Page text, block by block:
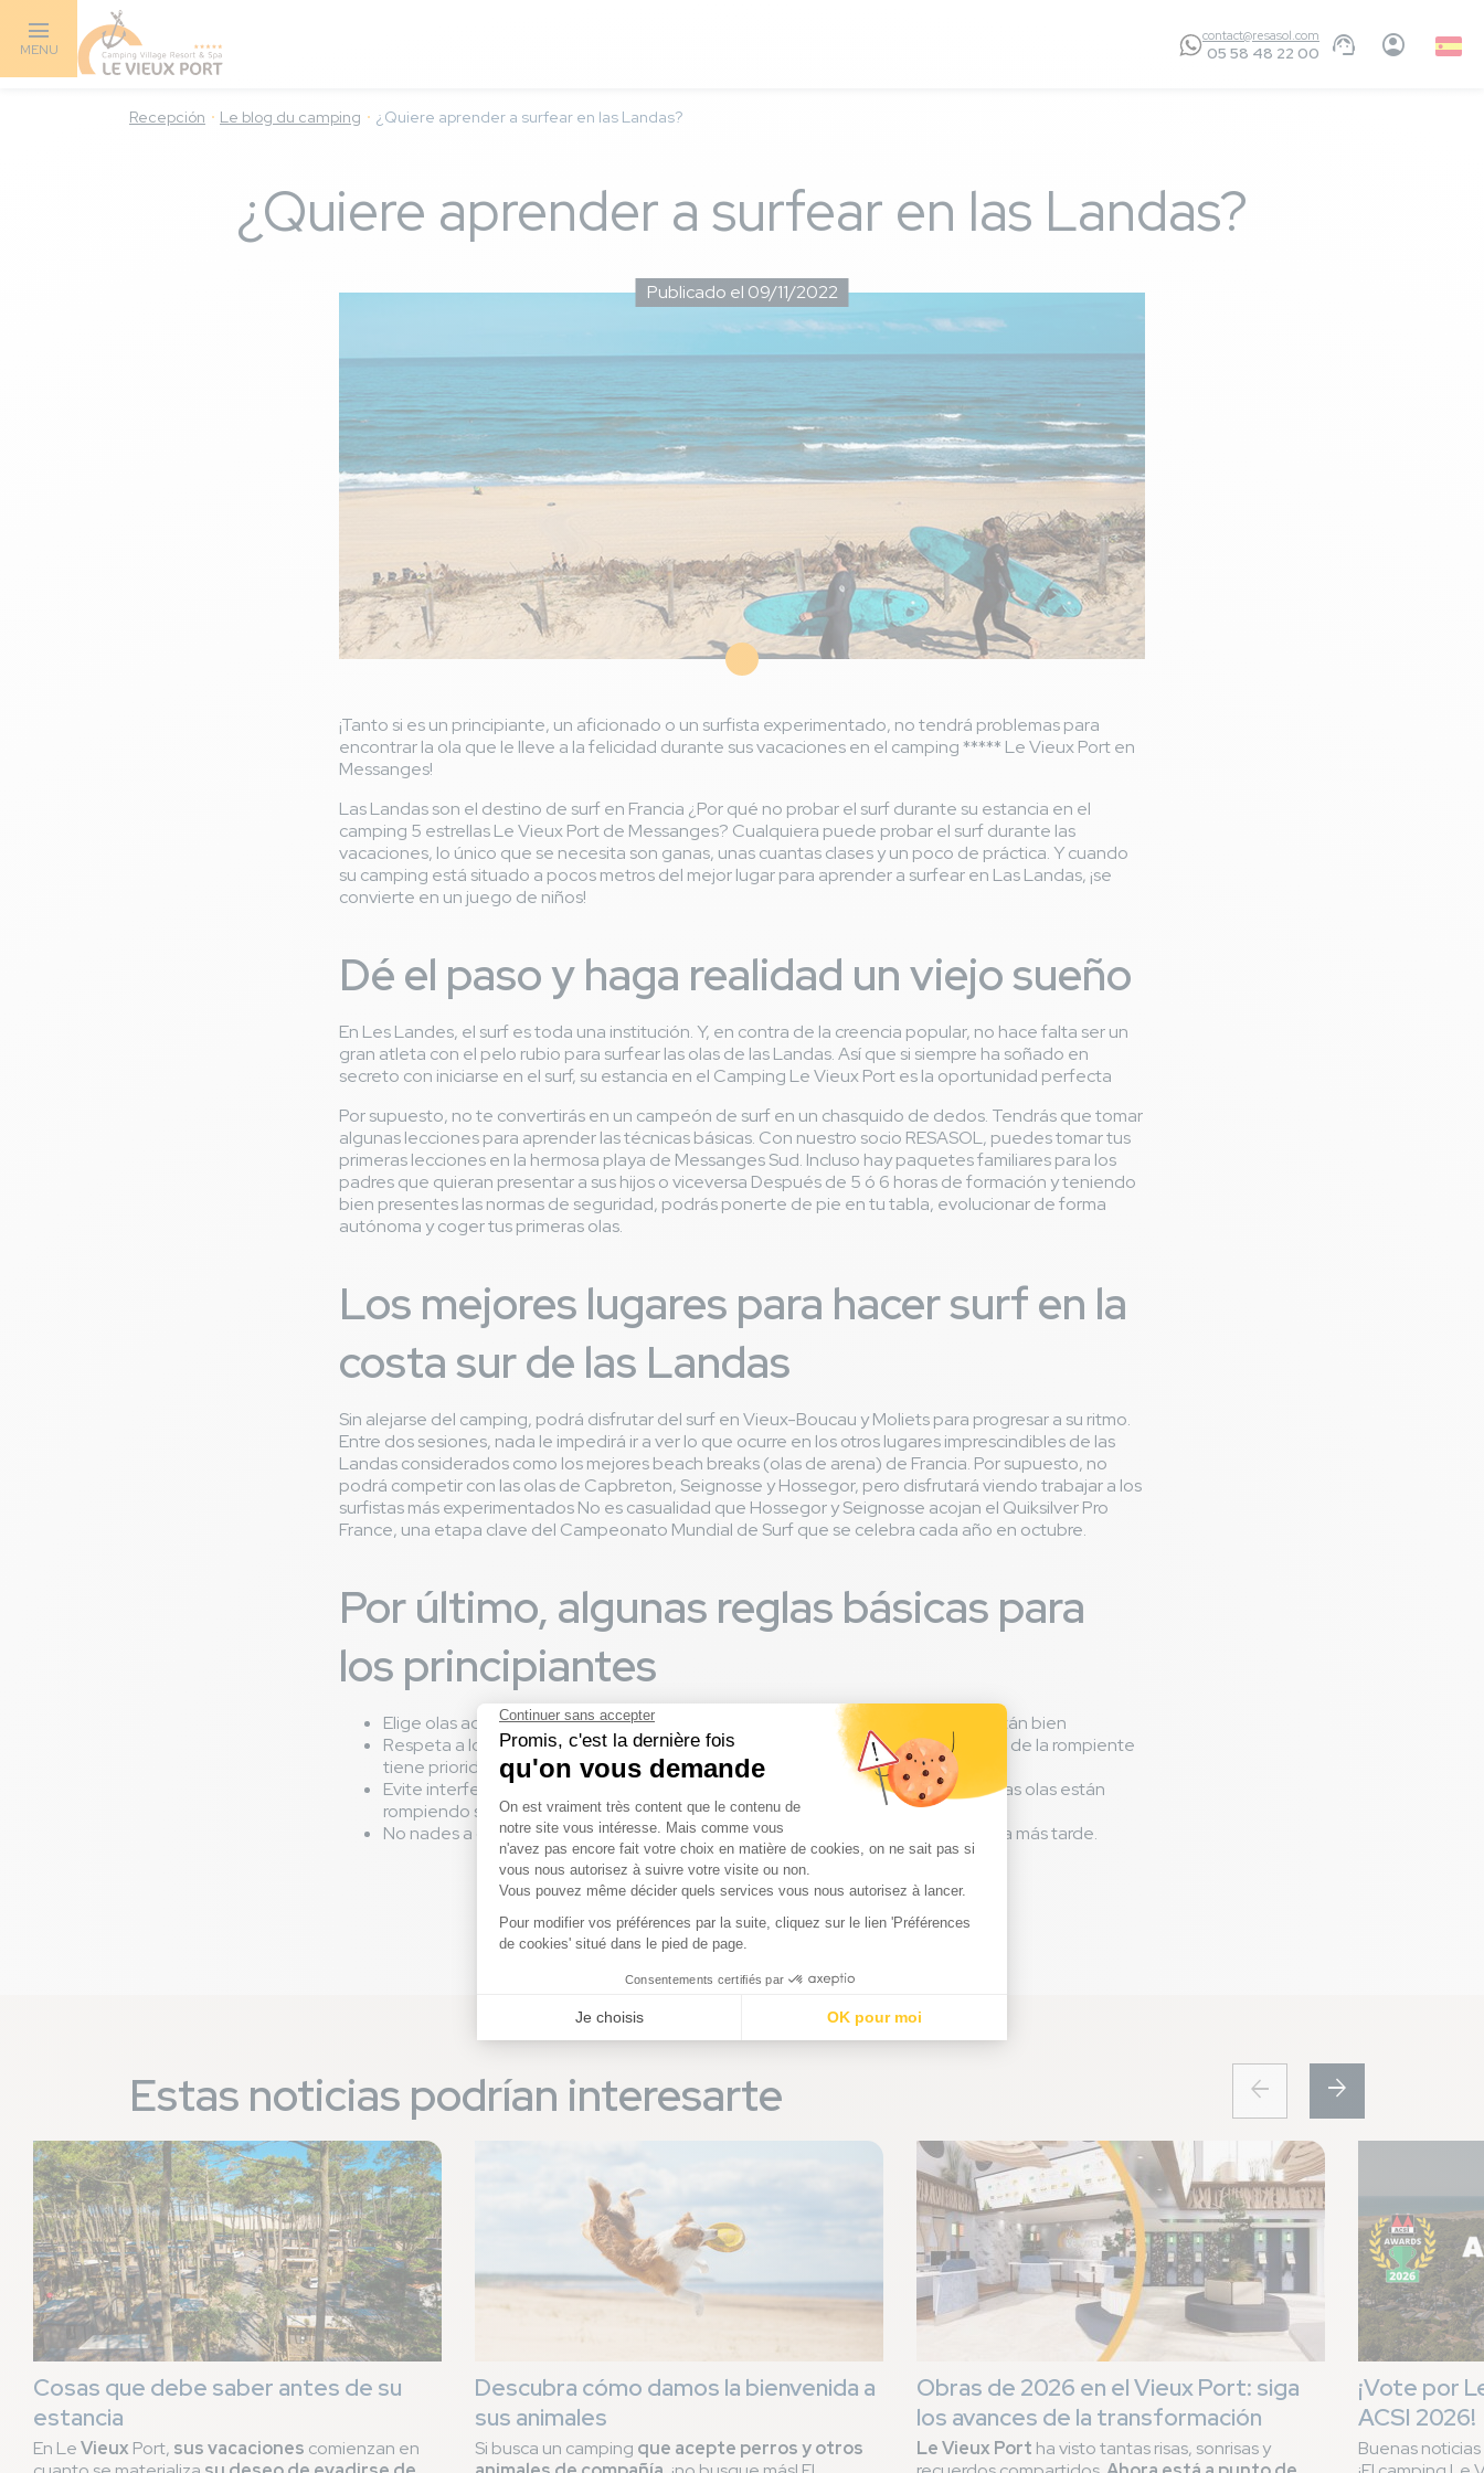
main
content
MENU
contact@resasol.com
05 58 48 22 00
Recepción Le blog du camping ¿Quiere aprender a surfear en las Landas?
¿Quiere aprender a surfear en las Landas?
Publicado el 09/11/2022
¡Tanto si es un principiante, un aficionado o un surfista experimentado, no tendrá problemas para
encontrar la ola que le lleve a la felicidad durante sus vacaciones en el camping ***** Le Vieux Port en
Messanges!
Las Landas son el destino de surf en Francia ¿Por qué no probar el surf durante su estancia en el
camping 5 estrellas Le Vieux Port de Messanges? Cualquiera puede probar el surf durante las
vacaciones, lo único que se necesita son ganas, unas cuantas clases y un poco de práctica. Y cuando
su camping está situado a pocos metros del mejor lugar para aprender a surfear en Las Landas, ¡se
convierte en un juego de niños!
Dé el paso y haga realidad un viejo sueño
En Les Landes, el surf es toda una institución. Y, en contra de la creencia popular, no hace falta ser un
gran atleta con el pelo rubio para surfear las olas de las Landas. Así que si siempre ha soñado en
secreto con iniciarse en el surf, su estancia en el Camping Le Vieux Port es la oportunidad perfecta
Por supuesto, no te convertirás en un campeón de surf en un chasquido de dedos. Tendrás que tomar
algunas lecciones para aprender las técnicas básicas. Con nuestro socio RESASOL, puedes tomar tus
primeras lecciones en la hermosa playa de Messanges Sud. Incluso hay paquetes familiares para los
padres que quieran presentar a sus hijos o viceversa Después de 5 ó 6 horas de formación y teniendo
bien presentes las normas de seguridad, podrás ponerte de pie en tu tabla, evolucionar de forma
autónoma y coger tus primeras olas.
Los mejores lugares para hacer surf en la
costa sur de las Landas
Sin alejarse del camping, podrá disfrutar del surf en Vieux-Boucau y Moliets para progresar a su ritmo.
Entre dos sesiones, nada le impedirá ir a ver lo que ocurre en los otros lugares imprescindibles de las
Landas considerados como los mejores beach breaks (olas de arena) de Francia. Por supuesto, no
podrá competir con las olas de Capbreton, Seignosse y Hossegor, pero disfrutará viendo trabajar a los
surfistas más experimentados No es casualidad que Hossegor y Seignosse acojan el Quiksilver Pro
France, una etapa clave del Campeonato Mundial de Surf que se celebra cada año en octubre.
Por último, algunas reglas básicas para
los principiantes
Elige olas adaptadas a tu nivel de principiante. Las olas de menos de 1 metro están bien
Respeta a los locales, así como las prioridades: ¡el surfista que esté más adentro de la rompiente
tiene prioridad!
Evite interferir con un surfista que ya está en una ola, rodeando la zona donde las olas están
rompiendo si es posible.
No nades a contracorriente, ya que esto te agotará, pero déjate llevar a la playa más tarde.
Estas noticias podrían interesarte
Cosas que debe saber antes de su
estancia
En LeVieux Port, sus vacaciones comienzan en
Descubra cómo damos la bienvenida a
sus animales
Si busca un camping que acepte perros y otros
Obras de 2026 en el Vieux Port: siga
los avances de la transformación
Le Vieux Port ha visto tantas risas, sonrisas y
¡Vote por
ACSI 2026!
Buenas
arrow_back arrow_forward